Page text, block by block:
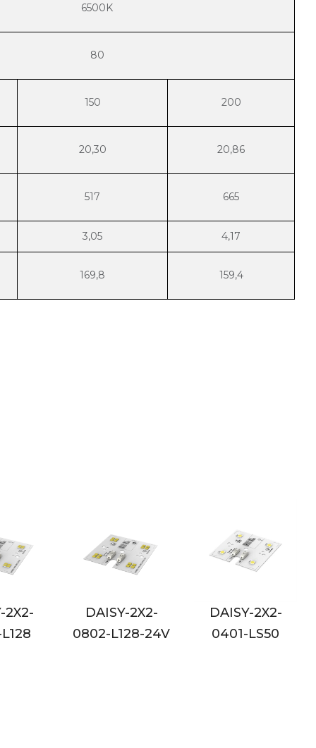
6500K
80
150 200
20,30 20,86
517 665
3,05 4,17
169,8 159,4
2X2-
24V
DAISY-2X2-
0401-LS50
DAISY-2X2-
0401-LS50-24V